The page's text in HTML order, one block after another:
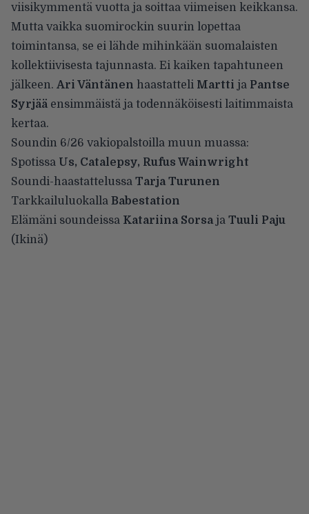
viisikymmentä vuotta ja soittaa viimeisen keikkansa.
Mutta vaikka suomirockin suurin lopettaa
toimintansa, se ei lähde mihinkään suomalaisten
kollektiivisesta tajunnasta. Ei kaiken tapahtuneen
jälkeen. Ari Väntänen haastatteli Martti ja Pantse
Syrjää ensimmäistä ja todennäköisesti laitimmaista
kertaa.
Soundin 6/26 vakiopalstoilla muun muassa:
Spotissa Us, Catalepsy, Rufus Wainwright
Soundi-haastattelussa Tarja Turunen
Tarkkailuluokalla Babestation
Elämäni soundeissa Katariina Sorsaja Tuuli Paju
(Ikinä)